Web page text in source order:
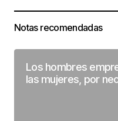
Notas recomendadas
Los hombres
las mujeres, por